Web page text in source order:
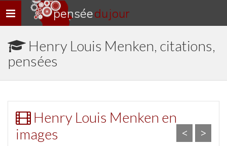
Navigation
rapide
penséedu jour
Henry Louis Menken, citations,
pensées
Henry Louis Menken en
images
< >